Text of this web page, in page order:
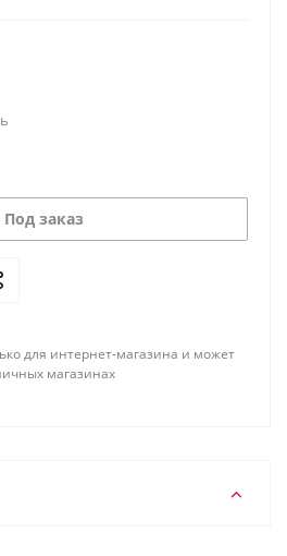
Под заказ
для интернет-магазина и может
магазинах